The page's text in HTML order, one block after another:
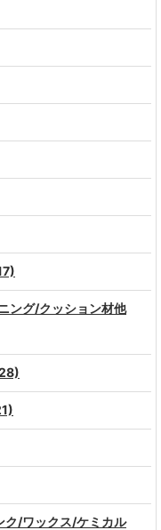
ング/クッション材他
ク/ワックス/ケミカル